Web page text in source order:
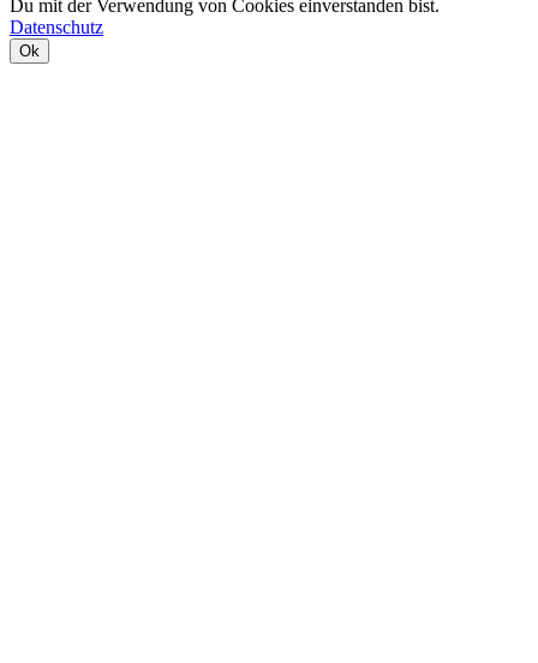
Du mit der Verwendung von Cookies einverstanden bist.
Datenschutz
Ok